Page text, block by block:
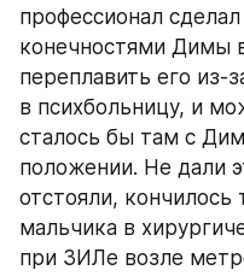
профессионал
конечностями Димы
переплавить его из-
в психбольницу, и
сталось бы там с
положении. Не дали
отстояли,
мальчика в
при ЗИЛе возле